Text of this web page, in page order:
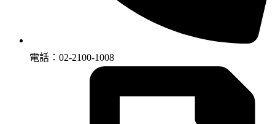
電話：02-2100-1008